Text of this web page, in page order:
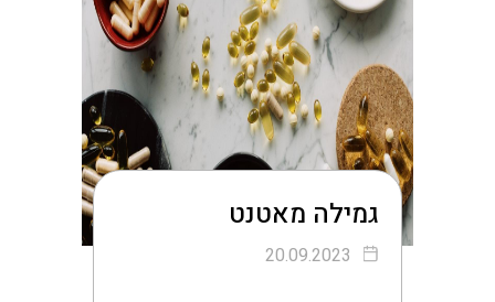
גמילה מאטנט
20.09.2023